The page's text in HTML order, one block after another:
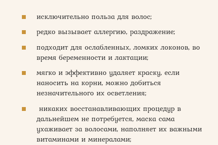
исключительно польза для волос;
редко вызывает аллергию, раздражение;
подходит для ослабленных, ломких локонов, во
время беременности и лактации;
мягко и эффективно удаляет краску, если
наносить на корни, можно добиться
незначительного их осветления;
никаких восстанавливающих процедур в
дальнейшем не потребуется, маска сама
ухаживает за волосами, наполняет их важными
витаминами и минералами;